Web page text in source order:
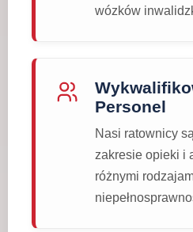
wózków
Personel
Nasi ratownicy
zakresie opieki i
różnymi